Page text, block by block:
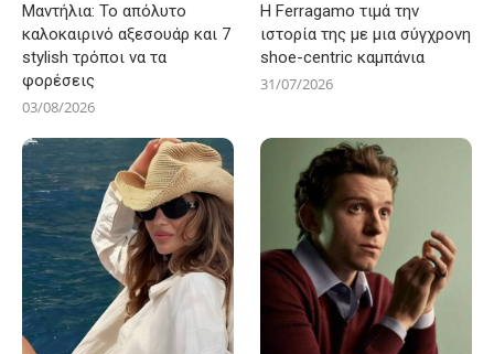
Μαντήλια: Το απόλυτο
καλοκαιρινό αξεσουάρ και 7
stylish τρόποι να τα
φορέσεις
03/08/2026
Η Ferragamo τιμά την
ιστορία της με μια σύγχρονη
shoe-centric καμπάνια
31/07/2026